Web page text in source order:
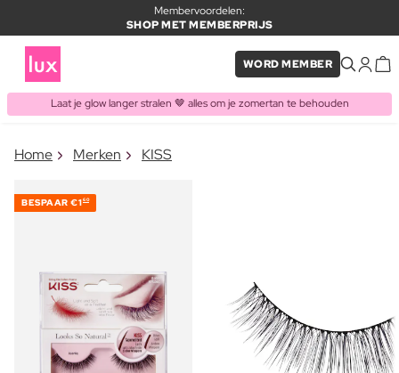
Membervoordelen:
SHOP MET MEMBERPRIJS
WORD MEMBER
Laat je glow langer stralen 🤎 alles om je zomertan te behouden
ITEM TOEGEVOEGD AAN
Home Merken KISS
BESPAAR €160